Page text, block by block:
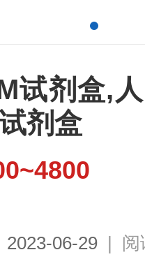
试剂盒,
剂盒
2023-06-29 | 阅